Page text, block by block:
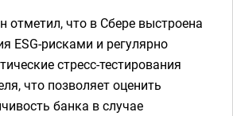
отметил, что в Сбере выстроена
ESG-рисками и регулярно
стресс-тестирования
что позволяет оценить
банка в случае